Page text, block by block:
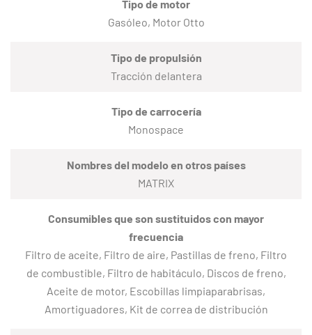
Tipo de motor
Gasóleo, Motor Otto
Tipo de propulsión
Tracción delantera
Tipo de carrocería
Monospace
Nombres del modelo en otros países
MATRIX
Consumibles que son sustituidos con mayor
frecuencia
Filtro de aceite, Filtro de aire, Pastillas de freno, Filtro
de combustible, Filtro de habitáculo, Discos de freno,
Aceite de motor, Escobillas limpiaparabrisas,
Amortiguadores, Kit de correa de distribución